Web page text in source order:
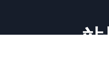
站